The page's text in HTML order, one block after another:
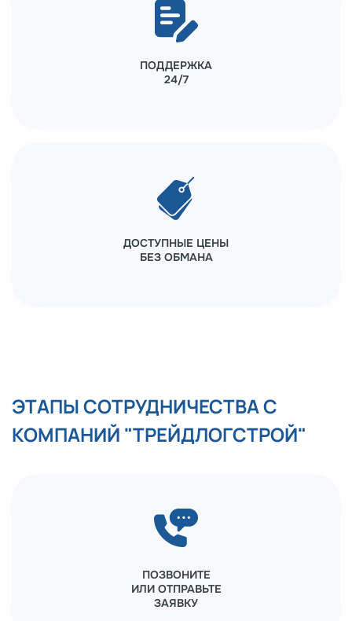
ПОДДЕРЖКА
24/7
ДОСТУПНЫЕ ЦЕНЫ
БЕЗ ОБМАНА
ЭТАПЫ СОТРУДНИЧЕСТВА С
КОМПАНИЙ "ТРЕЙДЛОГСТРОЙ"
ПОЗВОНИТЕ
ИЛИ ОТПРАВЬТЕ
ЗАЯВКУ